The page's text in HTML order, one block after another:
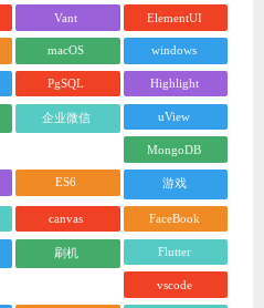
Vant ElementUI
macOS windows
PgSQL Highlight
企业微信 uView
MongoDB
ES6 游戏
canvas FaceBook
刷机 Flutter
vscode